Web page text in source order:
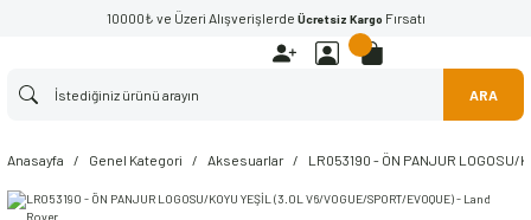
10000₺ ve Üzeri Alışverişlerde Ücretsiz Kargo Fırsatı
ARA
Anasayfa Genel Kategori Aksesuarlar LR053190 - ÖN PANJUR LOGOSU/